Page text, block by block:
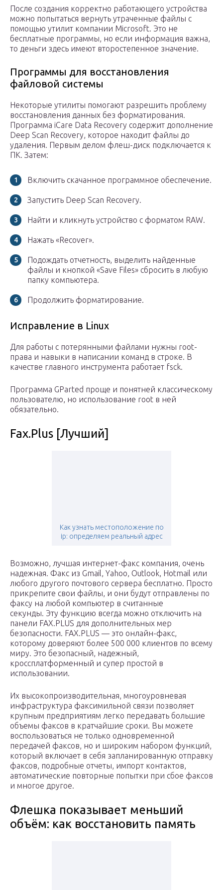
После создания корректно работающего устройства
можно попытаться вернуть утраченные файлы с
помощью утилит компании Microsoft. Это не
бесплатные программы, но если информация важна,
то деньги здесь имеют второстепенное значение.
Программы для восстановления
файловой системы
Некоторые утилиты помогают разрешить проблему
восстановления данных без форматирования.
Программа iCare Data Recovery содержит дополнение
Deep Scan Recovery, которое находит файлы до
удаления. Первым делом флеш-диск подключается к
ПК. Затем:
Включить скачанное программное обеспечение.
Запустить Deep Scan Recovery.
Найти и кликнуть устройство с форматом RAW.
Нажать «Recover».
Подождать отчетность, выделить найденные
файлы и кнопкой «Save Files» сбросить в любую
папку компьютера.
Продолжить форматирование.
Исправление в Linux
Для работы с потерянными файлами нужны root-
права и навыки в написании команд в строке. В
качестве главного инструмента работает fsck.
Программа GParted проще и понятней классическому
пользователю, но использование root в ней
обязательно.
Fax.Plus [Лучший]
Как узнать местоположение по
ip: определяем реальный адрес
Возможно, лучшая интернет-факс компания, очень
надежная. Факс из Gmail, Yahoo, Outlook, Hotmail или
любого другого почтового сервера бесплатно. Просто
прикрепите свои файлы, и они будут отправлены по
факсу на любой компьютер в считанные
секунды. Эту функцию всегда можно отключить на
панели FAX.PLUS для дополнительных мер
безопасности. FAX.PLUS — это онлайн-факс,
которому доверяют более 500 000 клиентов по всему
миру. Это безопасный, надежный,
кроссплатформенный и супер простой в
использовании.
Их высокопроизводительная, многоуровневая
инфраструктура факсимильной связи позволяет
крупным предприятиям легко передавать большие
объемы факсов в кратчайшие сроки. Вы можете
воспользоваться не только одновременной
передачей факсов, но и широким набором функций,
который включает в себя запланированную отправку
факсов, подробные отчеты, импорт контактов,
автоматические повторные попытки при сбое факсов
и многое другое.
Флешка показывает меньший
объём: как восстановить память